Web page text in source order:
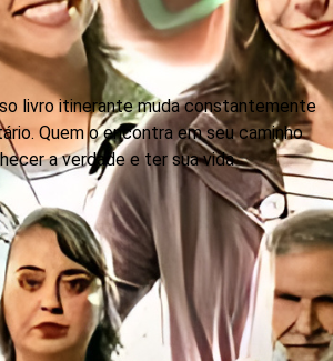
livro itinerante muda constantemente
Quem o encontra em seu caminho
a verdade e ter sua vida